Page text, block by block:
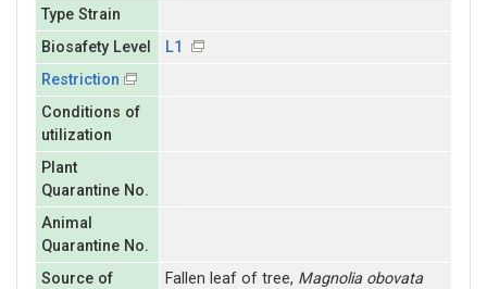
Type Strain
Biosafety Level
L1
Restriction
Conditions of
utilization
Plant
Quarantine No.
Animal
Quarantine No.
Source of
Fallen leaf of tree, Magnolia obovata